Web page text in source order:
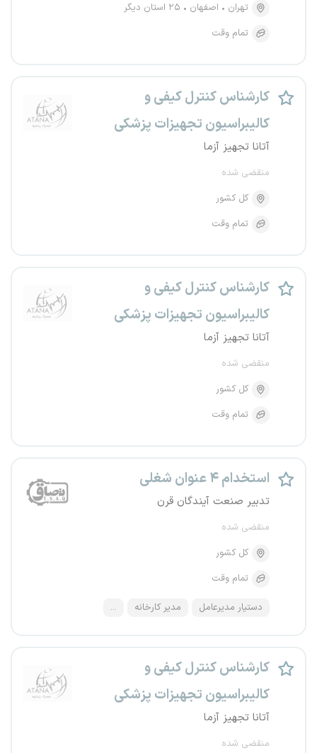
تهران
اصفهان
۲۵ استان دیگر
تمام وقت
کارشناس کنترل کیفی و
کالیبراسیون تجهیزات پزشکی
آتانا تجهیز آزما
منقضی شده
کل کشور
تمام وقت
کارشناس کنترل کیفی و
کالیبراسیون تجهیزات پزشکی
آتانا تجهیز آزما
منقضی شده
کل کشور
تمام وقت
استخدام ۴ عنوان شغلی
تدبیر صنعت آیندگان قرن
منقضی شده
کل کشور
تمام وقت
دستیار مدیرعامل مدیر کارخانه ...
کارشناس کنترل کیفی و
کالیبراسیون تجهیزات پزشکی
آتانا تجهیز آزما
منقضی شده